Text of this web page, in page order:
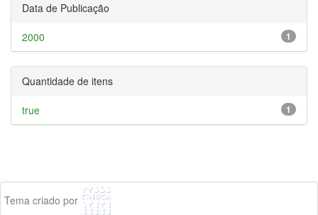
Data de Publicação
1
2000
Quantidade de itens
1
true
Tema criado por